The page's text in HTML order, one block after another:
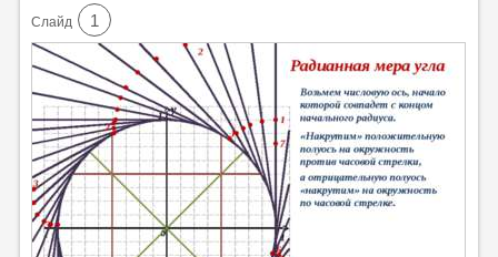
Cлайд 1